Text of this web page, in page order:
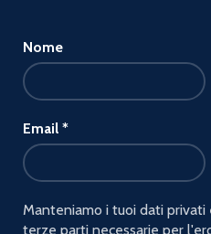
Nome
Email *
Manteniamo i tuoi dati privati
terze parti necessarie per